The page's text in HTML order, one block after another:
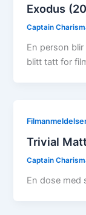
Exodus
Captain
En person
blitt tatt for
Trivial
Captain
En dose med